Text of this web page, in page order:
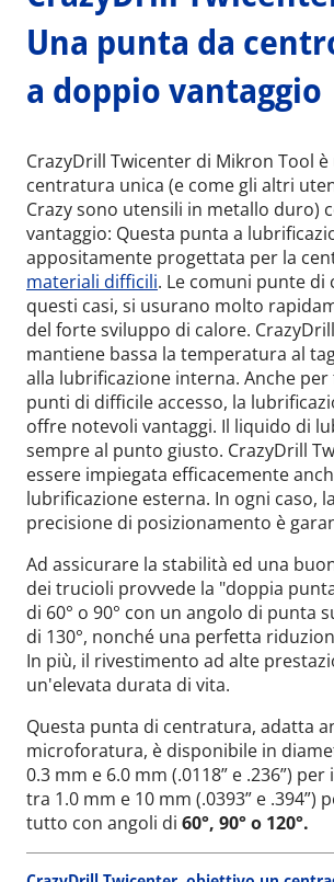
Una punta da
a doppio vantaggio
CrazyDrill Twicenter di Mikron Tool
centratura unica (e come gli altri
Crazy sono utensili in metallo duro)
vantaggio: Questa punta a
appositamente progettata per la
materiali difficili. Le comuni punte di
questi casi, si usurano molto
del forte sviluppo di calore.
mantiene bassa la temperatura al
alla lubrificazione interna. Anche
punti di difficile accesso, la
offre notevoli vantaggi. Il liquido di
sempre al punto giusto. CrazyDrill
essere impiegata efficacemente
lubrificazione esterna. In ogni caso,
precisione di posizionamento è
Ad assicurare la stabilità ed una
dei trucioli provvede la "doppia
di 60° o 90° con un angolo di punta
di 130°, nonché una perfetta
In più, il rivestimento ad alte
un'elevata durata di vita.
Questa punta di centratura, adatta
microforatura, è disponibile in
0.3 mm e 6.0 mm (.0118” e .236”)
tra 1.0 mm e 10 mm (.0393” e .394”)
tutto con angoli di 60°, 90° o 120°.